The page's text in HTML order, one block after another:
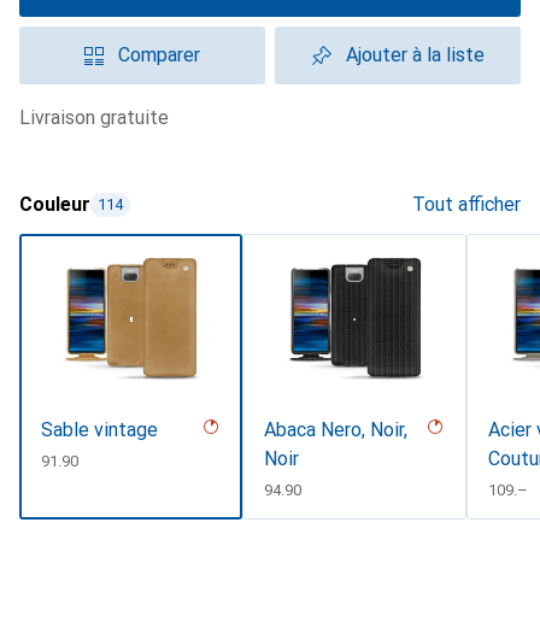
Comparer Ajouter à la liste
livraison gratuite
Couleur 114 Tout afficher
Sable vintage
CHF
91.90
Abaca Nero, Noir,
Noir
CHF
94.90
Acier
CHF
109.–